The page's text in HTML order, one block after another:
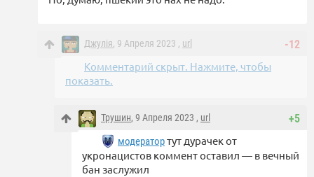
-12
Джулiя, 9 Апреля 2023 , url
Комментарий скрыт. Нажмите, чтобы
показать.
+5
Трушин, 9 Апреля 2023 , url
модератортут дурачек от
укронацистов коммент оставил — в вечный
бан заслужил